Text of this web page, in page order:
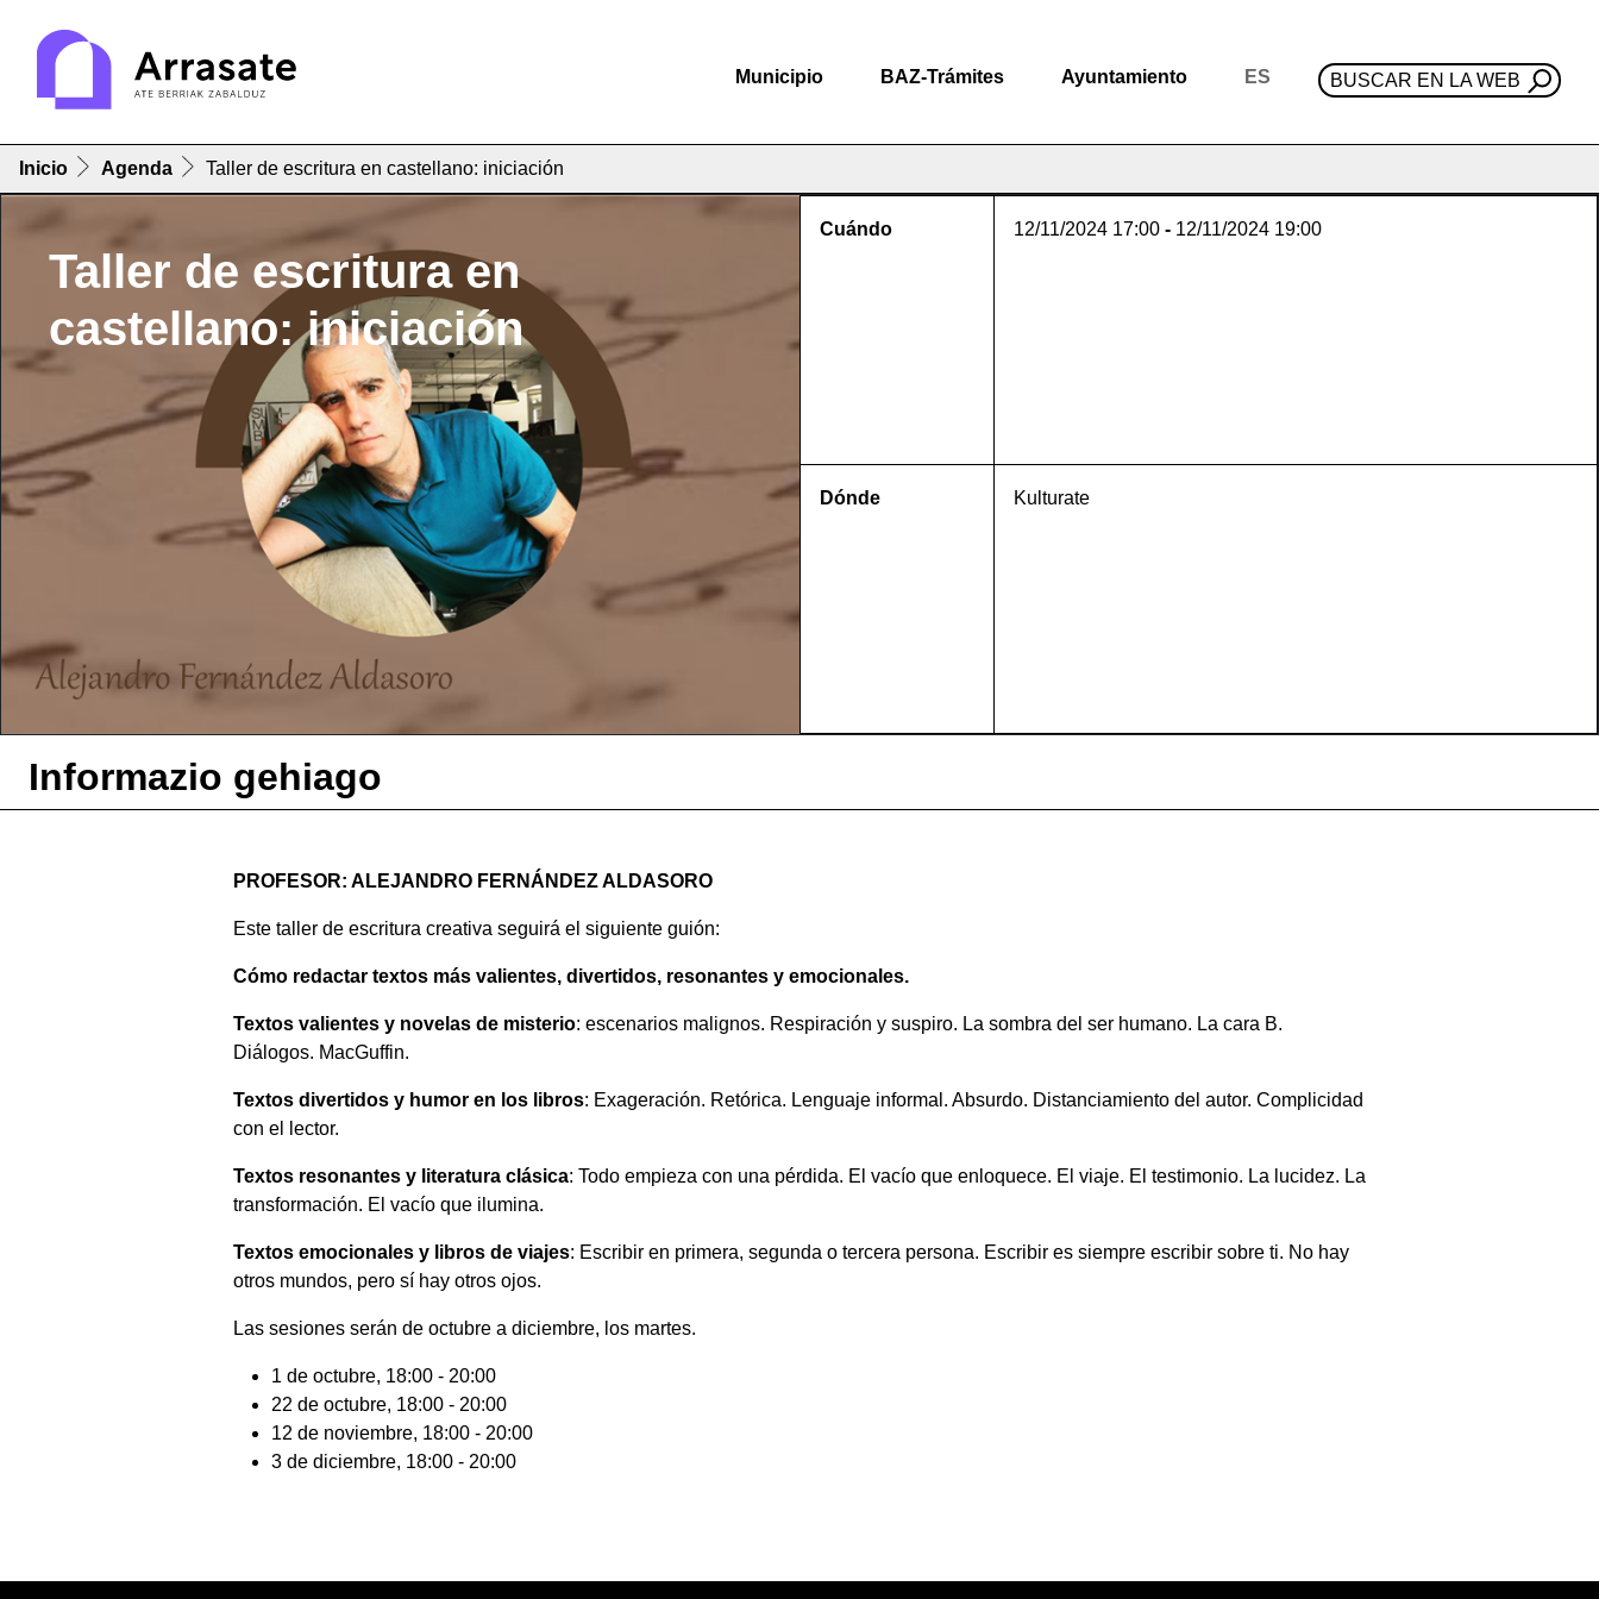
Municipio BAZ-Trámites Ayuntamiento ES BUSCAR EN LA WEB
Inicio Agenda Taller de escritura en castellano: iniciación
Taller de escritura en
castellano: iniciación
Cuándo 12/11/2024 17:00 - 12/11/2024 19:00
Dónde Kulturate
Informazio gehiago
PROFESOR: ALEJANDRO FERNÁNDEZ ALDASORO
Este taller de escritura creativa seguirá el siguiente guión:
Cómo redactar textos más valientes, divertidos, resonantes y emocionales.
Textos valientes y novelas de misterio: escenarios malignos. Respiración y suspiro. La sombra del ser humano. La cara B.
Diálogos. MacGuffin.
Textos divertidos y humor en los libros: Exageración. Retórica. Lenguaje informal. Absurdo. Distanciamiento del autor. Complicidad
con el lector.
Textos resonantes y literatura clásica: Todo empieza con una pérdida. El vacío que enloquece. El viaje. El testimonio. La lucidez. La
transformación. El vacío que ilumina.
Textos emocionales y libros de viajes: Escribir en primera, segunda o tercera persona. Escribir es siempre escribir sobre ti. No hay
otros mundos, pero sí hay otros ojos.
Las sesiones serán de octubre a diciembre, los martes.
1 de octubre, 18:00 - 20:00
22 de octubre, 18:00 - 20:00
12 de noviembre, 18:00 - 20:00
3 de diciembre, 18:00 - 20:00